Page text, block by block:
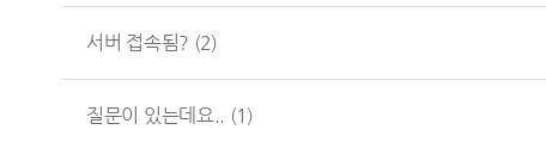
서버 접속됨? (2)
질문이 있는데요.. (1)